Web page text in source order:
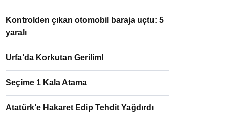
Kontrolden çıkan otomobil baraja uçtu: 5
yaralı
Urfa’da Korkutan Gerilim!
Seçime 1 Kala Atama
Atatürk’e Hakaret Edip Tehdit Yağdırdı